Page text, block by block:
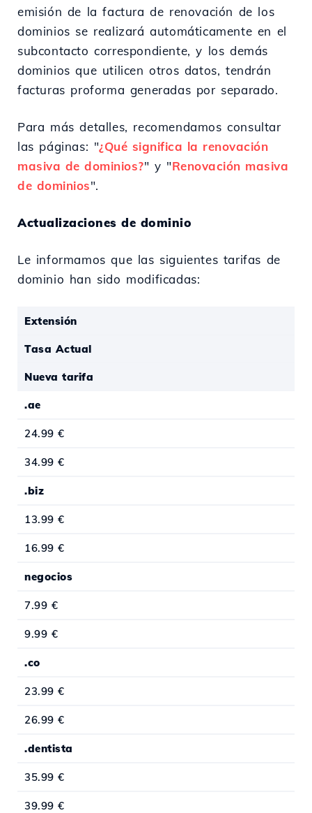
emisión de la factura de renovación de los
dominios se realizará automáticamente en el
subcontacto correspondiente, y los demás
dominios que utilicen otros datos, tendrán
facturas proforma generadas por separado.
Para más detalles, recomendamos consultar
las páginas: "¿Qué significa la renovación
masiva de dominios?" y "Renovación masiva
de dominios".
Actualizaciones de dominio
Le informamos que las siguientes tarifas de
dominio han sido modificadas:
Extensión
Tasa Actual
Nueva tarifa
.ae
24.99 €
34.99 €
.biz
13.99 €
16.99 €
negocios
7.99 €
9.99 €
.co
23.99 €
26.99 €
.dentista
35.99 €
39.99 €